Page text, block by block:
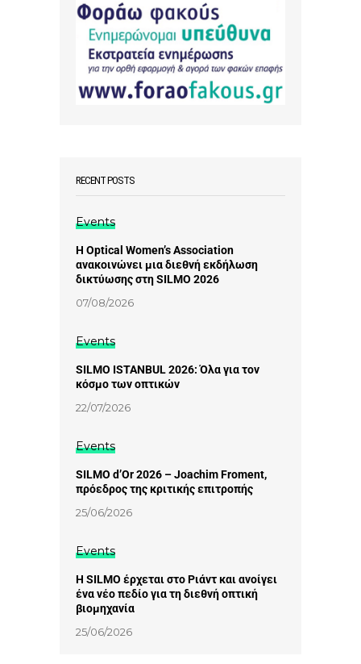
RECENT POSTS
Events
Η Optical Women’s Association
ανακοινώνει μια διεθνή εκδήλωση
δικτύωσης στη SILMO 2026
07/08/2026
Events
SILMO ISTANBUL 2026: Όλα για τον
κόσμο των οπτικών
22/07/2026
Events
SILMO d’Or 2026 – Joachim Froment,
πρόεδρος της κριτικής επιτροπής
25/06/2026
Events
Η SILMO έρχεται στο Ριάντ και ανοίγει
ένα νέο πεδίο για τη διεθνή οπτική
βιομηχανία
25/06/2026